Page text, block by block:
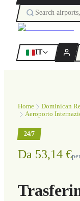
IT
Home
Dominican
Aeroporto
24/7
Da 53,14 €